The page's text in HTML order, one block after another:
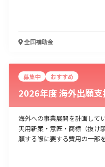
全国補助金
募集中 おすすめ
2026年度 海外出願支
海外への事業展開を計画して
実用新案・意匠・商標（抜け
願する際に要する費用の一部